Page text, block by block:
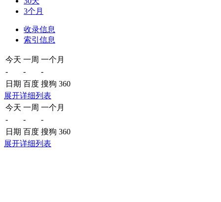
3个月
收录信息
索引信息
今天 一周 一个月
-
-
-
日期 百度 搜狗 360
展开详细列表
今天 一周 一个月
-
-
-
日期 百度 搜狗 360
展开详细列表